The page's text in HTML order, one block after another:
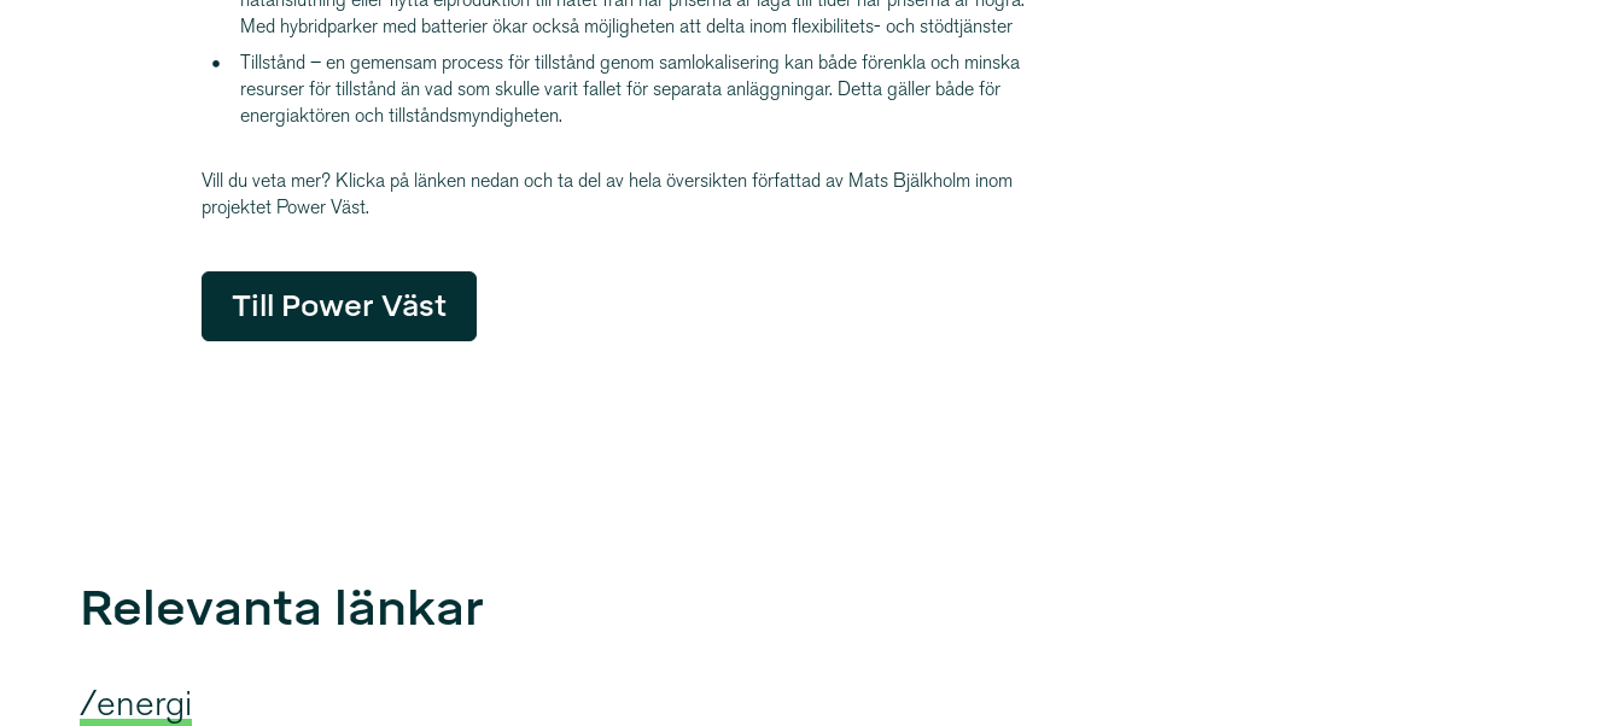
Med hybridparker med batterier ökar också möjligheten att delta inom flexibilitets- och stödtjänster
Tillstånd – en gemensam process för tillstånd genom samlokalisering kan både förenkla och minska
resurser för tillstånd än vad som skulle varit fallet för separata anläggningar. Detta gäller både för
energiaktören och tillståndsmyndigheten.
Vill du veta mer? Klicka på länken nedan och ta del av hela översikten författad av Mats Bjälkholm inom
projektet Power Väst.
Till Power Väst
Relevanta länkar
/energi